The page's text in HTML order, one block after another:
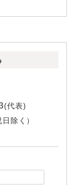
(代表)
除く）